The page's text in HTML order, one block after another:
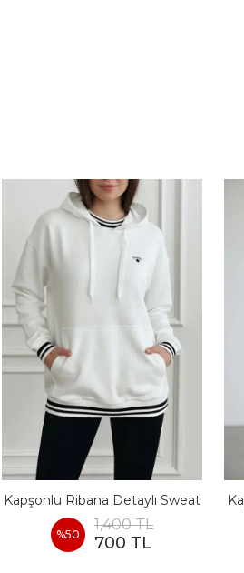
Kapşonlu Ribana Detaylı Sweat
%50
1,400 TL
700 TL